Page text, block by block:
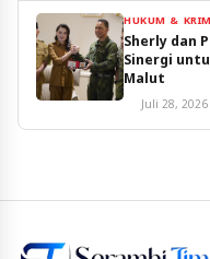
HUKUM &
Sherly dan
Sinergi
Malut
Juli 28, 2026